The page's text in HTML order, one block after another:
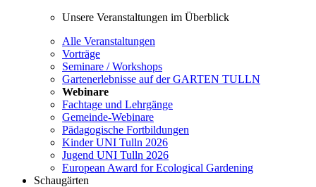
Unsere Veranstaltungen im Überblick
Alle Veranstaltungen
Vorträge
Seminare / Workshops
Gartenerlebnisse auf der GARTEN TULLN
Webinare
Fachtage und Lehrgänge
Gemeinde-Webinare
Pädagogische Fortbildungen
Kinder UNI Tulln 2026
Jugend UNI Tulln 2026
European Award for Ecological Gardening
Schaugärten